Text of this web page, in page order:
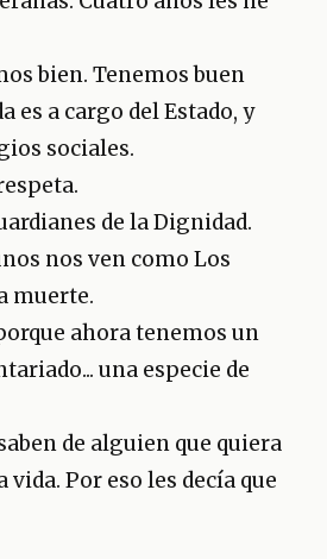
bien. Tenemos buen
es a cargo del Estado, y
sociales.
de la Dignidad.
nos ven como Los
muerte.
ahora tenemos un
una especie de
de alguien que quiera
vida. Por eso les decía que